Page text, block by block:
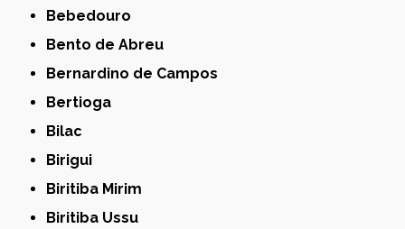
Bebedouro
Bento de Abreu
Bernardino de Campos
Bertioga
Bilac
Birigui
Biritiba Mirim
Biritiba Ussu